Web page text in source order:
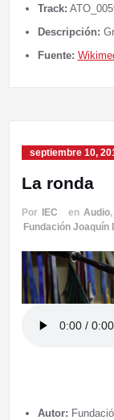
Track:
Descripción:
Fuente:
septiembre 10,
La ronda
Por IEC en Audio,
Fundación Joaquín
Autor: